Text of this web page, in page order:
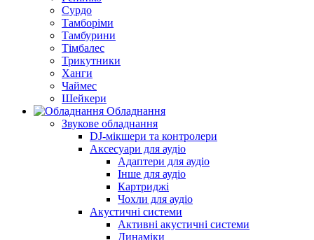
Сурдо
Тамборіми
Тамбурини
Тімбалес
Трикутники
Ханги
Чаймес
Шейкери
Обладнання
Звукове обладнання
DJ-мікшери та контролери
Аксесуари для аудіо
Адаптери для аудіо
Інше для аудіо
Картриджі
Чохли для аудіо
Акустичні системи
Активні акустичні системи
Динаміки